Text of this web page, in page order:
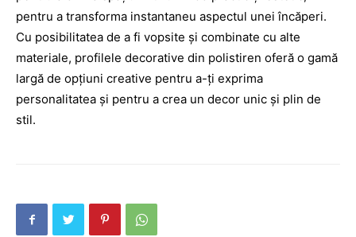
pentru a transforma instantaneu aspectul unei încăperi.
Cu posibilitatea de a fi vopsite și combinate cu alte
materiale, profilele decorative din polistiren oferă o gamă
largă de opțiuni creative pentru a-ți exprima
personalitatea și pentru a crea un decor unic și plin de
stil.